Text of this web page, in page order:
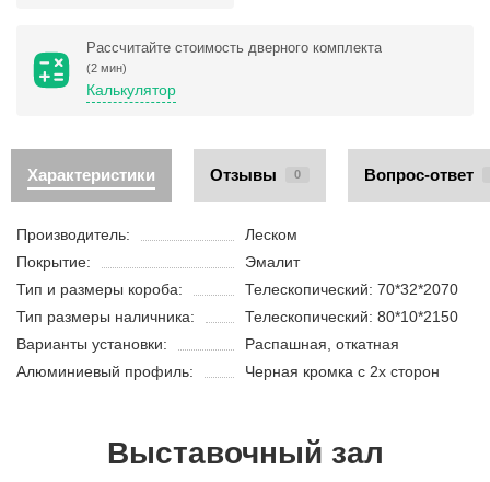
Рассчитайте стоимость дверного комплекта
(2 мин)
Калькулятор
Характеристики Отзывы 0 Вопрос-ответ
Производитель:
Леском
Покрытие:
Эмалит
Тип и размеры короба:
Телескопический: 70*32*2070
Тип размеры наличника:
Телескопический: 80*10*2150
Варианты установки:
Распашная, откатная
Алюминиевый профиль:
Черная кромка с 2х сторон
Выставочный зал